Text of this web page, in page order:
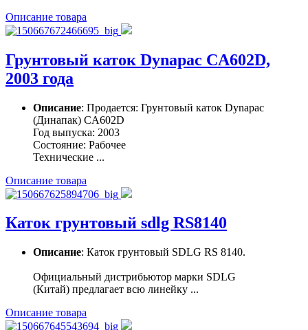
Описание товара
Грунтовый каток Dynapac CA602D,
2003 года
Описание: Продается: Грунтовый каток Dynapac
(Динапак) CA602D
Год выпуска: 2003
Состояние: Рабочее
Технические ...
Описание товара
Каток грунтовый sdlg RS8140
Описание: Каток грунтовый SDLG RS 8140.
Официальный дистрибьютор марки SDLG
(Китай) предлагает всю линейку ...
Описание товара